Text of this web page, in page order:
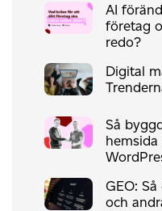
AI
företag
redo?
Digital
Så
hemsida
GEO:
och